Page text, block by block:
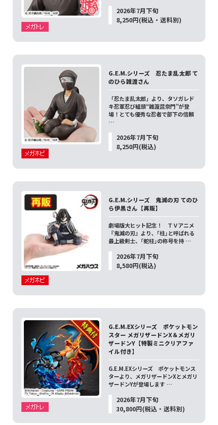
2026年7月下旬
8,250円(税込・送料別)
G.E.M.シリーズ 忍たま乱太郎 て
のひら雑渡さん
「忍たま乱太郎」より、タソガレド
キ忍軍忍び組頭“雑渡昆奈門”が登
場！とても優秀な忍者で部下の信頼
…
2026年7月下旬
8,250円(税込)
G.E.M.シリーズ 鬼滅の刃 てのひ
ら伊黒さん【再販】
劇場版大ヒット記念！ ＴＶアニメ
『鬼滅の刃』より、｢柱｣と呼ばれる
最上級剣士、｢蛇柱｣の称号を持 …
2026年7月下旬
8,580円(税込)
G.E.M.EXシリーズ ポケットモン
スター メガリザードンX＆メガリ
ザードンY【特製ミニクリアファ
イル付き】
G.E.M.EXシリーズ ポケットモンス
ターより、メガリザードンXとメガリ
ザードンYが登場します …
2026年7月下旬
30,800円(税込・送料別)